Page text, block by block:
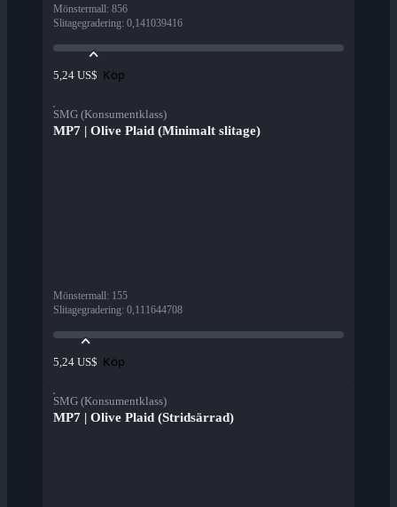
Mönstermall: 856
Slitagegradering: 0,141039416
5,24 US$ Köp
SMG (Konsumentklass)
MP7 | Olive Plaid (Minimalt slitage)
Mönstermall: 155
Slitagegradering: 0,111644708
5,24 US$ Köp
SMG (Konsumentklass)
MP7 | Olive Plaid (Stridsärrad)